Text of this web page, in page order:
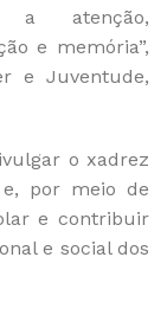
a atenção,
e memória”,
e Juventude,
o xadrez
por meio de
e contribuir
e social dos